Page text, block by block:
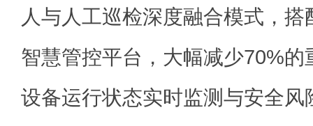
人与人工巡检深度融合模式，
智慧管控平台，大幅减少70%
设备运行状态实时监测与安全风